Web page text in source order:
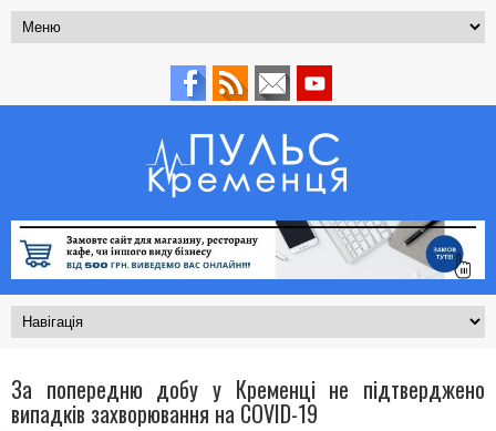
За попередню добу у Кременці не підтверджено
випадків захворювання на COVID-19